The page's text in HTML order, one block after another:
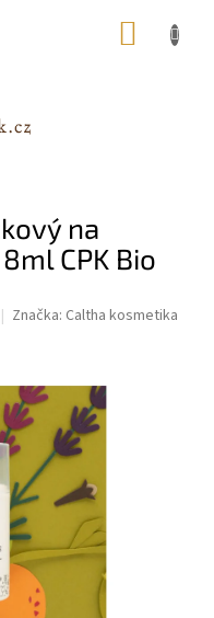
na
CPK Bio
Značka: Caltha kosmetika